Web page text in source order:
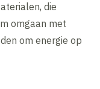
die
omgaan met
om energie op